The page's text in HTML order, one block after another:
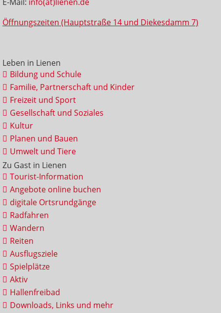
Öffnungszeiten (Hauptstraße 14 und Diekesdamm 7)
Leben in Lienen
Bildung und Schule
Familie, Partnerschaft und Kinder
Freizeit und Sport
Gesellschaft und Soziales
Kultur
Planen und Bauen
Umwelt und Tiere
Zu Gast in Lienen
Tourist-Information
Angebote online buchen
digitale Ortsrundgänge
Radfahren
Wandern
Reiten
Ausflugsziele
Spielplätze
Aktiv
Hallenfreibad
Downloads, Links und mehr